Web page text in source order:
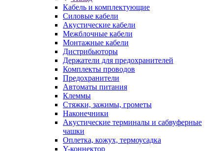
Кабель и комплектующие
Силовые кабели
Акустические кабели
Межблочные кабели
Монтажные кабели
Дистрибьюторы
Держатели для предохранителей
Комплекты проводов
Предохранители
Автоматы питания
Клеммы
Стяжки, зажимы, грометы
Наконечники
Акустические терминалы и сабвуферные
чашки
Оплетка, кожух, термоусадка
Y-коннектор